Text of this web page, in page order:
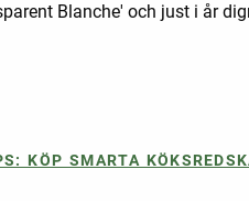
Blanche' och just i år
KÖP SMARTA